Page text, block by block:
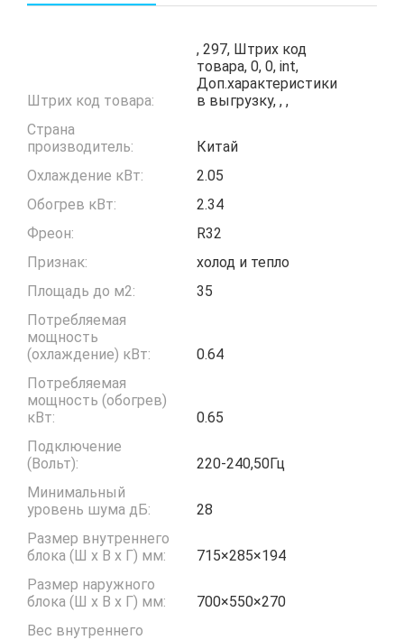
Штрих код товара:
, 297, Штрих код
товара, 0, 0, int,
Доп.характеристики
в выгрузку, , ,
Страна
производитель:
Китай
Охлаждение кВт:
2.05
Обогрев кВт:
2.34
Фреон:
R32
Признак:
холод и тепло
Площадь до м2:
35
Потребляемая
мощность
(охлаждение) кВт:
0.64
Потребляемая
мощность (обогрев)
кВт:
0.65
Подключение
(Вольт):
220-240,50Гц
Минимальный
уровень шума дБ:
28
Размер внутреннего
блока (Ш x В x Г) мм:
715×285×194
Размер наружного
блока (Ш x В x Г) мм:
700×550×270
Вес внутреннего